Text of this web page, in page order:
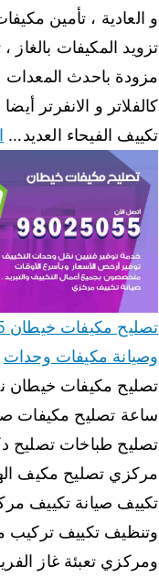
و العادية ، تأمين
تزويد المكيفات بالغاز
مزودة باحدث المعدات
كالفلاتر و الانفرتر
تكييف الفيحاء العديد…
وصيانة مكيفات وحدات
ساعة تصليح مكيفات
تصليح طباخات تصليح
مركزي تصليح مكيف
تكييف صيانة تكييف
وتنظيف تكييف تركيب
ومركزي تعبئة غاز